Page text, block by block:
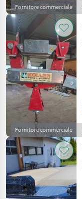
Fornitore commerciale
Fornitore commerciale